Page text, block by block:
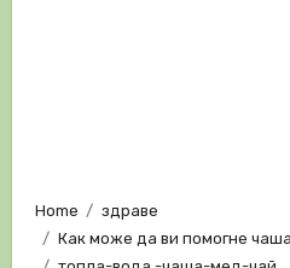
Home
здраве
Как може да ви помогне